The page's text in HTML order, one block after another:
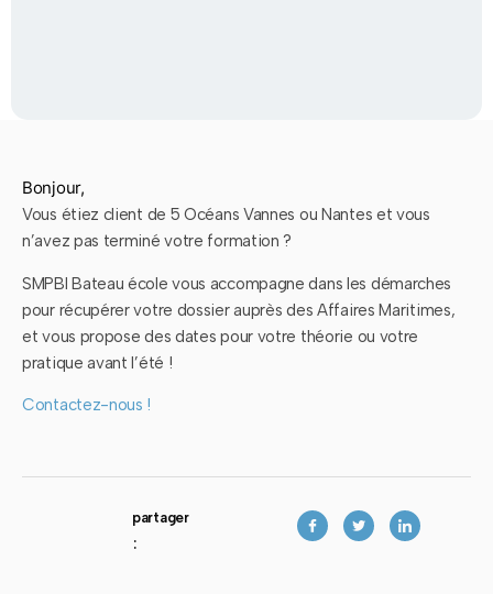
Bonjour,
Vous étiez client de 5 Océans Vannes ou Nantes et vous
n’avez pas terminé votre formation ?
SMPBI Bateau école vous accompagne dans les démarches
pour récupérer votre dossier auprès des Affaires Maritimes,
et vous propose des dates pour votre théorie ou votre
pratique avant l’été !
Contactez-nous !
partager
: